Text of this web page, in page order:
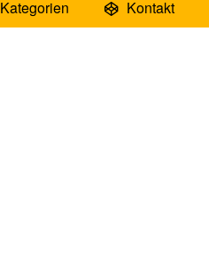
Kategorien Kontakt